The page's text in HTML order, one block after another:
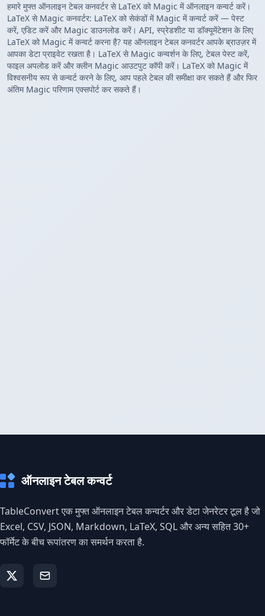
हमारे मुफ्त ऑनलाइन टेबल कनवर्टर से LaTeX को Magic में ऑनलाइन कन्वर्ट करें।
LaTeX से Magic कनवर्टर: LaTeX को सेकंडों में Magic में कन्वर्ट करें — पेस्ट
करें, एडिट करें और Magic डाउनलोड करें। API, स्प्रेडशीट या डॉक्यूमेंटेशन के लिए
LaTeX को Magic में कन्वर्ट करना है? यह ऑनलाइन टेबल कनवर्टर आपके ब्राउज़र में
आपका डेटा प्राइवेट रखता है। LaTeX से Magic कन्वर्शन के लिए, टेबल पेस्ट करें,
फाइल अपलोड करें और क्लीन Magic आउटपुट कॉपी करें। LaTeX को Magic में
विश्वसनीय रूप से कन्वर्ट करने के लिए, आप पहले टेबल की समीक्षा कर सकते हैं और फिर
अंतिम Magic परिणाम एक्सपोर्ट कर सकते हैं।
ऑनलाइन टेबल कन्वर्ट
TableConvert एक मुफ्त ऑनलाइन टेबल कन्वर्टर और डेटा जेनरेटर टूल है जो
Excel, CSV, JSON, Markdown, LaTeX, SQL और अन्य सहित 30+
फॉर्मेट के बीच रूपांतरण का समर्थन करता है.